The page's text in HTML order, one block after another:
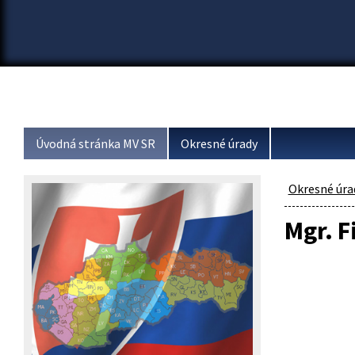
Úvodná stránka MV SR Okresné úrady
Okresné
Mgr.